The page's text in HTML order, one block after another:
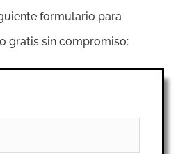
formulario para
gratis sin compromiso: